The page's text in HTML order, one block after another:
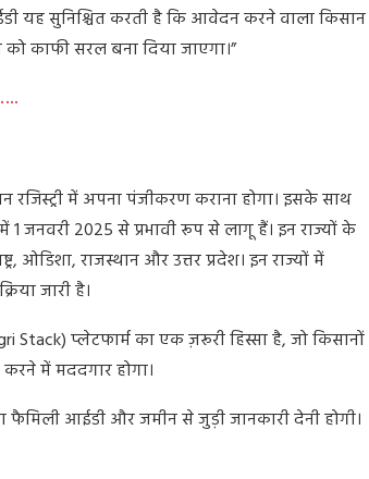
यह सुनिश्चित करती है कि आवेदन करने वाला किसान
काफी सरल बना दिया जाएगा।”
में अपना पंजीकरण कराना होगा। इसके साथ
जनवरी 2025 से प्रभावी रूप से लागू हैं। इन राज्यों के
ओडिशा, राजस्थान और उत्तर प्रदेश। इन राज्यों में
जारी है।
Stack) प्लेटफार्म का एक ज़रूरी हिस्सा है, जो किसानों
में मददगार होगा।
आईडी और जमीन से जुड़ी जानकारी देनी होगी।